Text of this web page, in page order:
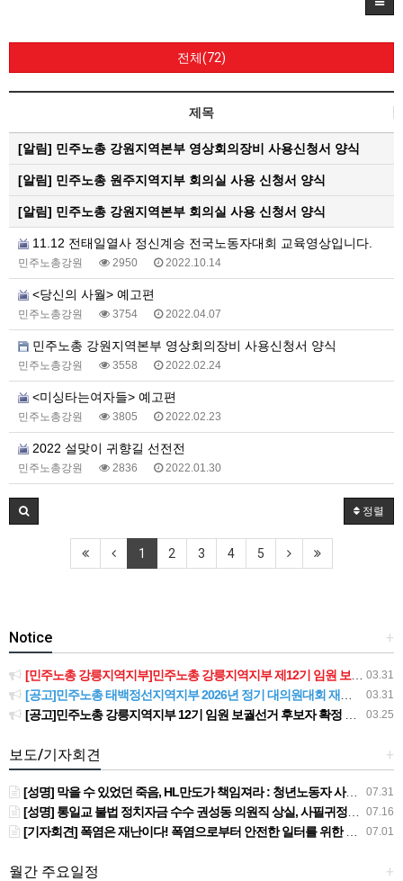
전체(72)
제목
[알림] 민주노총 강원지역본부 영상회의장비 사용신청서 양식
[알림] 민주노총 원주지역지부 회의실 사용 신청서 양식
[알림] 민주노총 강원지역본부 회의실 사용 신청서 양식
11.12 전태일열사 정신계승 전국노동자대회 교육영상입니다.
민주노총강원 2950 2022.10.14
<당신의 사월> 예고편
민주노총강원 3754 2022.04.07
민주노총 강원지역본부 영상회의장비 사용신청서 양식
민주노총강원 3558 2022.02.24
<미싱타는여자들> 예고편
민주노총강원 3805 2022.02.23
2022 설맞이 귀향길 선전전
민주노총강원 2836 2022.01.30
정렬
1 2 3 4 5
+
Notice
03.31
[민주노총 강릉지역지부]민주노총 강릉지역지부 제12기 임원 보궐선거결과 공고
03.31
[공고]민주노총 태백정선지역지부 2026년 정기 대의원대회 재소집 건
03.25
[공고]민주노총 강릉지역지부 12기 임원 보궐선거 후보자 확정 공고
+
보도/기자회견
07.31
[성명] 막을 수 있었던 죽음, HL만도가 책임져라 : 청년노동자 사망사고의 철저한 진상규명과 재발방지 대책 마련하라
07.16
[성명] 통일교 불법 정치자금 수수 권성동 의원직 상실, 사필귀정이다
07.01
[기자회견] 폭염은 재난이다! 폭염으로부터 안전한 일터를 위한 민주노총 강원지역본부 폭염감시단 선포 기자회견
+
월간 주요일정